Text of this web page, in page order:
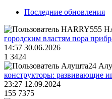
Последние обновления
городским властям пора
14:57 30.06.2026
1 3424
конструкторы: развивающие
23:27 12.09.2024
155 7375